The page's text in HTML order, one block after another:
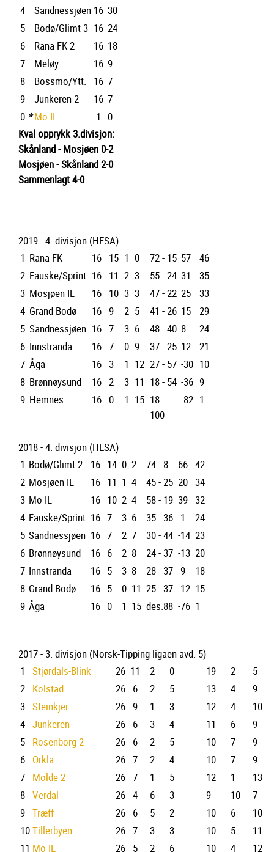
4
Sandnessjøen 16 30
5
Bodø/Glimt 3 16 24
6
Rana FK 2 16 18
7
Meløy 16 9
8
Bossmo/Ytt. 16 7
9
Junkeren 2 16 7
0 * Mo IL -1
0
Kval opprykk 3.divisjon:
Skånland - Mosjøen 0-2
Mosjøen - Skånland 2-0
Sammenlagt 4-0
2019 - 4. divisjon (HESA)
1 Rana FK 16 15 1 0 72 - 15 57
46
2 Fauske/Sprint 16 11 2 3 55 - 24 31
35
3 Mosjøen IL 16 10 3 3 47 - 22 25
33
4 Grand Bodø 16 9 2 5 41 - 26 15
29
5 Sandnessjøen 16 7 3 6 48 - 40 8
24
6 Innstranda 16 7 0 9 37 - 25 12
21
7 Åga 16 3 1 12 27 - 57 -30 10
8 Brønnøysund 16 2 3 11 18 - 54 -36 9
9 Hemnes 16 0 1 15 18 -
100
-82 1
2018 - 4. divisjon (HESA)
1 Bodø/Glimt 2 16 14 0 2 74 - 8 66 42
2 Mosjøen IL 16 11 1 4 45 - 25 20 34
3 Mo IL 16 10 2 4 58 - 19 39 32
4 Fauske/Sprint 16 7 3 6 35 - 36 -1
24
5 Sandnessjøen 16 7 2 7 30 - 44 -14 23
6 Brønnøysund 16 6 2 8 24 - 37 -13 20
7 Innstranda 16 5 3 8 28 - 37 -9
18
8 Grand Bodø 16 5 0 11 25 - 37 -12 15
9 Åga 16 0 1 15 des.88 -76 1
2017 - 3. divisjon (Norsk-Tipping ligaen avd. 5)
1
Stjørdals-Blink 26 11 2 0 19 2
5
2 Kolstad 26 6 2 5 13 4
9
3 Steinkjer 26 9 1 3 12 4
10
4 Junkeren 26 6 3 4 11 6
9
5 Rosenborg 2 26 6 2 5 10 7
9
6 Orkla 26 7 2 4 10 7
9
7 Molde 2 26 7 1 5 12 1
13
8 Verdal 26 4 6 3 9 10
7
9 Træff 26 6 5 2 10 6
10
10Tillerbyen 26 7 3 3 10 5
11
11 Mo IL 26 5 2 6 10 4 12